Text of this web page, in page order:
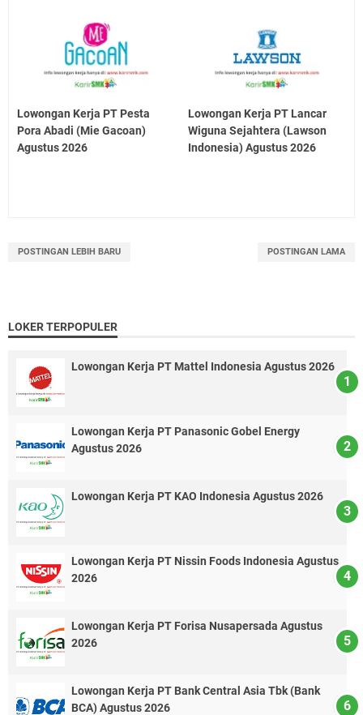
Lowongan Kerja PT Pesta
Pora Abadi (Mie Gacoan)
Agustus 2026
Lowongan Kerja PT Lancar
Wiguna Sejahtera (Lawson
Indonesia) Agustus 2026
POSTINGAN LEBIH BARU POSTINGAN LAMA
LOKER TERPOPULER
Lowongan Kerja PT Mattel Indonesia Agustus 2026
Lowongan Kerja PT Panasonic Gobel Energy
Agustus 2026
Lowongan Kerja PT KAO Indonesia Agustus 2026
Lowongan Kerja PT Nissin Foods Indonesia Agustus
2026
Lowongan Kerja PT Forisa Nusapersada Agustus
2026
Lowongan Kerja PT Bank Central Asia Tbk (Bank
BCA) Agustus 2026